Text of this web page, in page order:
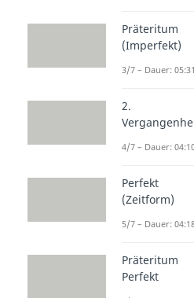
Das Wort
vielen
Denn auch
Wörter
Aufzählung.
Bei
einzelnen
mit
steht dann
Präteritum
(Imperfekt)
3/7 – Dauer: 05:31
2.
4/7 – Dauer:
Perfekt
(Zeitform)
5/7 – Dauer:
Präteritum
Perfekt